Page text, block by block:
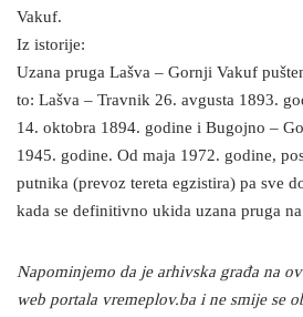
Vakuf.
Iz istorije:
Uzana pruga Lašva – Gornji Vakuf
to: Lašva – Travnik 26. avgusta 1893.
14. oktobra 1894. godine i Bugojno –
1945. godine. Od maja 1972. godine,
putnika (prevoz tereta egzistira) pa sve
kada se definitivno ukida uzana pruga
Napominjemo da je arhivska građa na
web portala vremeplov.ba i ne smije se